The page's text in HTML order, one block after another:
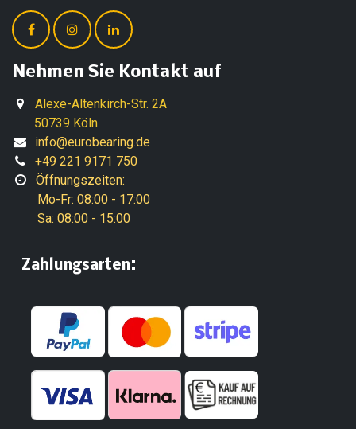
Nehmen Sie Kontakt auf
Alexe-Altenkirch-Str. 2A
50739 Köln
info@eurobearing.de
+49 221 9171 750
Öffnungszeiten:
Mo-Fr: 08:00 - 17:00
Sa: 08:00 - 15:00
​Zahlungsarten: